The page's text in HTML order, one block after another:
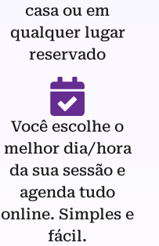
casa ou em
qualquer lugar
reservado
Você escolhe o
melhor dia/hora
da sua sessão e
agenda tudo
online. Simples e
fácil.